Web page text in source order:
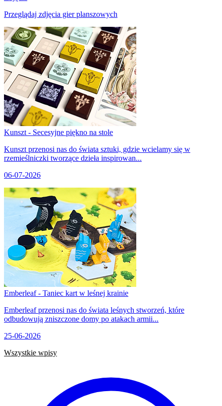
Przeglądaj zdjęcia gier planszowych
Kunszt - Secesyjne piękno na stole
Kunszt przenosi nas do świata sztuki, gdzie wcielamy się w
rzemieślniczki tworzące dzieła inspirowan...
06-07-2026
Emberleaf - Taniec kart w leśnej krainie
Emberleaf przenosi nas do świata leśnych stworzeń, które
odbudowują zniszczone domy po atakach armii...
25-06-2026
Wszystkie wpisy